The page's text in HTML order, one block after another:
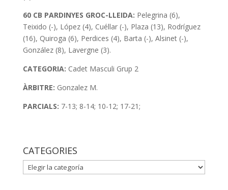
60 CB PARDINYES GROC-LLEIDA: Pelegrina (6),
Teixido (-), López (4), Cuéllar (-), Plaza (13), Rodríguez
(16), Quiroga (6), Perdices (4), Barta (-), Alsinet (-),
González (8), Lavergne (3).
CATEGORIA: Cadet Masculi Grup 2
ÀRBITRE: Gonzalez M.
PARCIALS: 7-13; 8-14; 10-12; 17-21;
CATEGORIES
CATEGORIES